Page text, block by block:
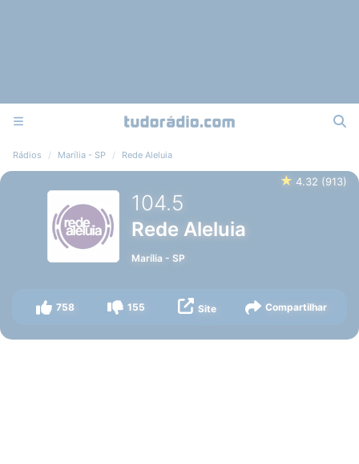
Rádios Marília - SP Rede Aleluia
★ 4.32 (913)
104.5
Rede Aleluia
Marília -SP
758 155 Site Compartilhar